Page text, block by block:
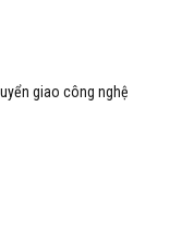
giao công nghệ